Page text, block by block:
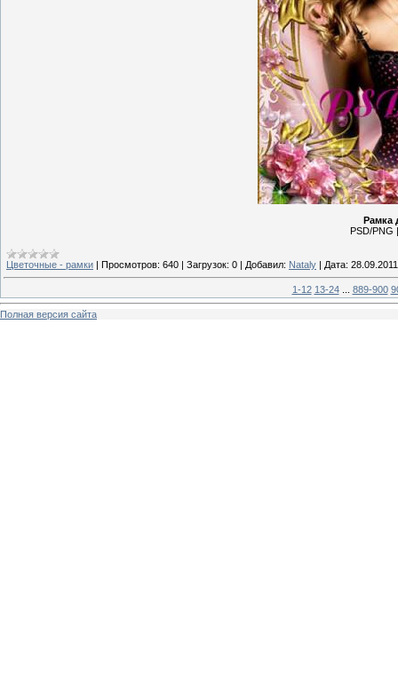
Рамка
PSD/PNG
Цветочные - рамки | Просмотров: 640 | Загрузок: 0 | Добавил: Nataly | Дата: 28.09.2011
1-12 13-24 889-900
Полная версия сайта